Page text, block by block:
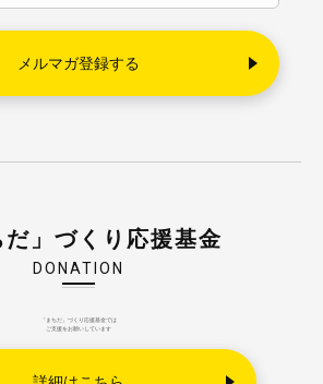
だ」づくり応援基金
DONATION
「まちだ」づくり応援基金では
ご支援をお願いしています